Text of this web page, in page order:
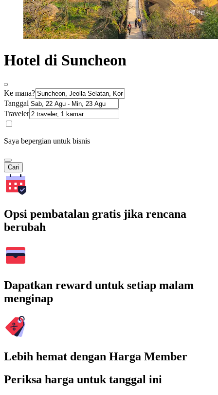
Hotel di Suncheon
Ke mana?
Tanggal
Traveler
Saya bepergian untuk bisnis
Cari
Opsi pembatalan gratis jika rencana
berubah
Dapatkan reward untuk setiap malam
menginap
Lebih hemat dengan Harga Member
Periksa harga untuk tanggal ini